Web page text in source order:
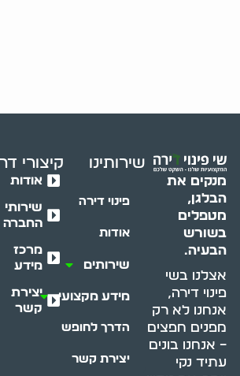
מנקים את
הבלגן,
מטפלים
בשורש
הבעיה.
אצלנו בשי
פינוי דירה,
אנחנו לא רק
מפנים חפצים
– אנחנו בונים
עתיד נקי
שירותינו
פינוי דירה
אודות
שירותים
מידע מקצועי
הדרך לחופש
יצירת קשר
קיצורי
אודות
שירותי
החברה
מרכז
מידע
יצירת
קשר